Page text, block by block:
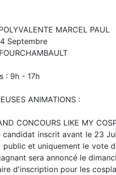
MARCEL PAUL
Septembre
: 9h - 17h
ANIMATIONS :
CONCOURS LIKE MY
candidat inscrit avant le 23
et uniquement le vote
sera annoncé le
d'inscription pour les